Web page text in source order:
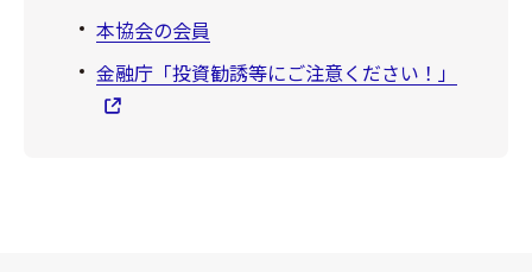
本協会の会員
金融庁「投資勧誘等にご注意ください！」